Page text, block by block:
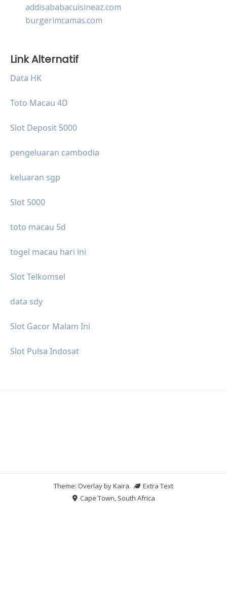
addisababacuisineaz.com
burgerimcamas.com
Link Alternatif
Data HK
Toto Macau 4D
Slot Deposit 5000
pengeluaran cambodia
keluaran sgp
Slot 5000
toto macau 5d
togel macau hari ini
Slot Telkomsel
data sdy
Slot Gacor Malam Ini
Slot Pulsa Indosat
Theme: Overlay byKaira.
Extra Text
Cape Town, South Africa